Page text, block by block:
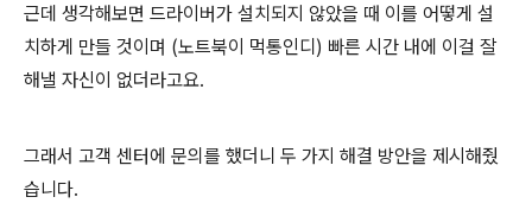
근데 생각해보면 드라이버가 설치되지 않았을 때 이를 어떻게 설
치하게 만들 것이며 (노트북이 먹통인디) 빠른 시간 내에 이걸 잘
해낼 자신이 없더라고요.
그래서 고객 센터에 문의를 했더니 두 가지 해결 방안을 제시해줬
습니다.